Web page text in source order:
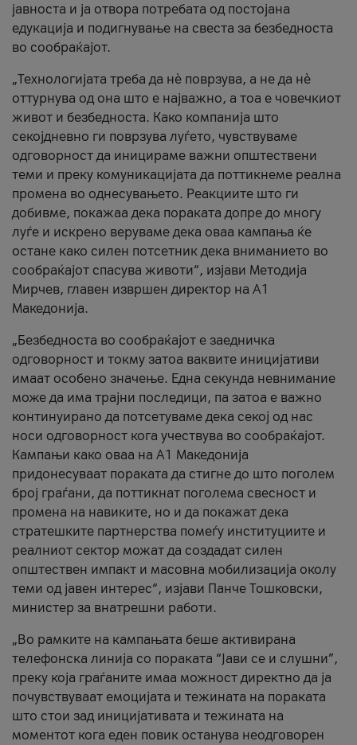
јавноста и ја отвора потребата од постојана
едукација и подигнување на свеста за безбедноста
во сообраќајот.
„Технологијата треба да нè поврзува, а не да нè
оттурнува од она што е најважно, а тоа е човечкиот
живот и безбедноста. Како компанија што
секојдневно ги поврзува луѓето, чувствуваме
одговорност да иницираме важни општествени
теми и преку комуникацијата да поттикнеме реална
промена во однесувањето. Реакциите што ги
добивме, покажаа дека пораката допре до многу
луѓе и искрено веруваме дека оваа кампања ќе
остане како силен потсетник дека вниманието во
сообраќајот спасува животи“, изјави Методија
Мирчев, главен извршен директор на А1
Македонија.
„Безбедноста во сообраќајот е заедничка
одговорност и токму затоа ваквите иницијативи
имаат особено значење. Една секунда невнимание
може да има трајни последици, па затоа е важно
континуирано да потсетуваме дека секој од нас
носи одговорност кога учествува во сообраќајот.
Кампањи како оваа на A1 Македонија
придонесуваат пораката да стигне до што поголем
број граѓани, да поттикнат поголема свесност и
промена на навиките, но и да покажат дека
стратешките партнерства помеѓу институциите и
реалниот сектор можат да создадат силен
општествен импакт и масовна мобилизација околу
теми од јавен интерес“, изјави Панче Тошковски,
министер за внатрешни работи.
„Во рамките на кампањата беше активирана
телефонска линија со пораката “Јави се и слушни”,
преку која граѓаните имаа можност директно да ја
почувствуваат емоцијата и тежината на пораката
што стои зад иницијативата и тежината на
моментот кога еден повик останува неодговорен